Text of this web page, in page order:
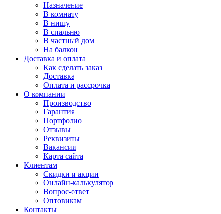
Назначение
В комнату
В нишу
В спальню
В частный дом
На балкон
Доставка и оплата
Как сделать заказ
Доставка
Оплата и рассрочка
О компании
Производство
Гарантия
Портфолио
Отзывы
Реквизиты
Вакансии
Карта сайта
Клиентам
Скидки и акции
Онлайн-калькулятор
Вопрос-ответ
Оптовикам
Контакты